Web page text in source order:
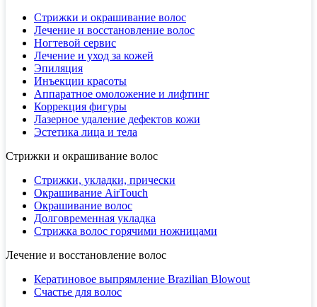
Стрижки и окрашивание волос
Лечение и восстановление волос
Ногтевой сервис
Лечение и уход за кожей
Эпиляция
Инъекции красоты
Аппаратное омоложение и лифтинг
Коррекция фигуры
Лазерное удаление дефектов кожи
Эстетика лица и тела
Стрижки и окрашивание волос
Стрижки, укладки, прически
Окрашивание AirTouch
Окрашивание волос
Долговременная укладка
Стрижка волос горячими ножницами
Лечение и восстановление волос
Кератиновое выпрямление Brazilian Blowout
Счастье для волос